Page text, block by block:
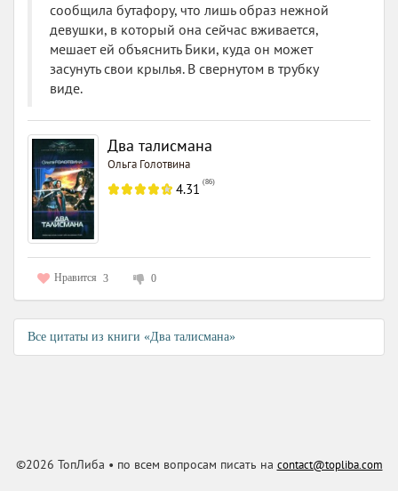
сообщила бутафору, что лишь образ нежной
девушки, в который она сейчас вживается,
мешает ей объяснить Бики, куда он может
засунуть свои крылья. В свернутом в трубку
виде.
Два талисмана
Ольга Голотвина
4.31 (86)
Нравится 3 0
Все цитаты из книги «Два талисмана»
©2026 ТопЛиба • по всем вопросам писать на contact@topliba.com